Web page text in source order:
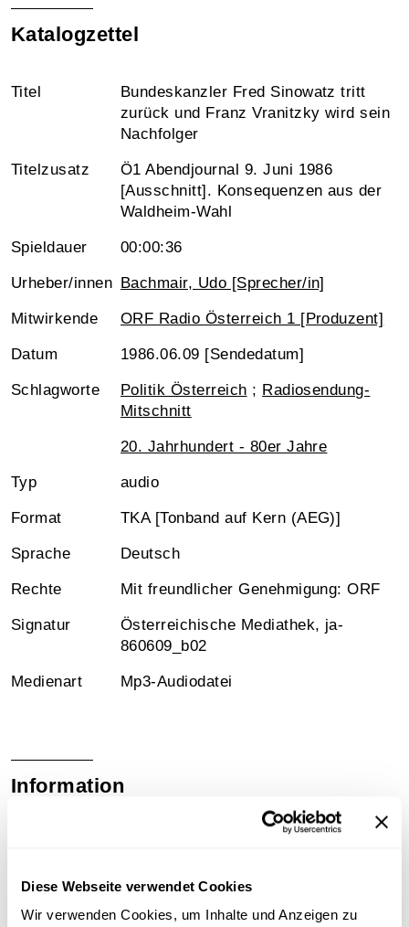
Diese Webseite verwendet Cookies
Wir verwenden Cookies, um Inhalte und Anzeigen zu
Katalogzettel
Titel
Bundeskanzler Fred Sinowatz tritt
zurück und Franz Vranitzky wird sein
Nachfolger
Titelzusatz
Ö1 Abendjournal 9. Juni 1986
[Ausschnitt]. Konsequenzen aus der
Waldheim-Wahl
Spieldauer 00:00:36
Urheber/innen Bachmair, Udo [Sprecher/in]
Mitwirkende ORF Radio Österreich 1 [Produzent]
Datum 1986.06.09 [Sendedatum]
Schlagworte Politik Österreich ; Radiosendung-
Mitschnitt
20. Jahrhundert - 80er Jahre
Typ audio
Format TKA [Tonband auf Kern (AEG)]
Sprache Deutsch
Rechte Mit freundlicher Genehmigung: ORF
Signatur
Österreichische Mediathek, ja-
860609_b02
Medienart Mp3-Audiodatei
Information
[Ausschnitt]